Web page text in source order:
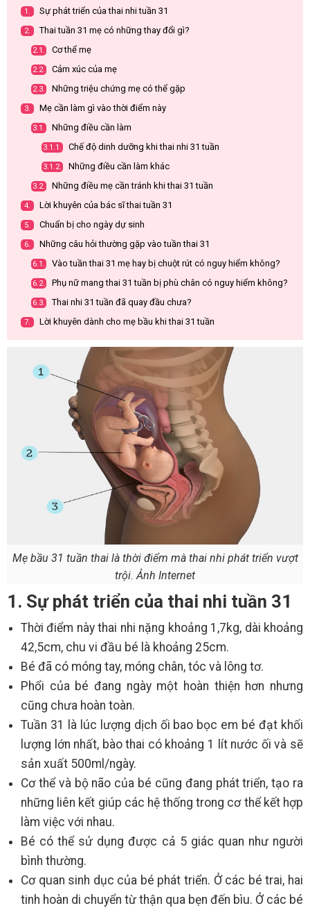
1. Sự phát triển của thai nhi tuần 31
2. Thai tuần 31 mẹ có những thay đổi gì?
2.1. Cơ thể mẹ
2.2. Cảm xúc của mẹ
2.3. Những triệu chứng mẹ có thể gặp
3. Mẹ cần làm gì vào thời điểm này
3.1. Những điều cần làm
3.1.1. Chế độ dinh dưỡng khi thai nhi 31 tuần
3.1.2. Những điều cần làm khác
3.2. Những điều mẹ cần tránh khi thai 31 tuần
4. Lời khuyên của bác sĩ thai tuần 31
5. Chuẩn bị cho ngày dự sinh
6. Những câu hỏi thường gặp vào tuần thai 31
6.1. Vào tuần thai 31 mẹ hay bị chuột rút có nguy hiểm không?
6.2. Phụ nữ mang thai 31 tuần bị phù chân có nguy hiểm không?
6.3. Thai nhi 31 tuần đã quay đầu chưa?
7. Lời khuyên dành cho mẹ bầu khi thai 31 tuần
Mẹ bầu 31 tuần thai là thời điểm mà thai nhi phát triển vượt
trội. Ảnh Internet
1. Sự phát triển của thai nhi tuần 31
Thời điểm này thai nhi nặng khoảng 1,7kg, dài khoảng
42,5cm, chu vi đầu bé là khoảng 25cm.
Bé đã có móng tay, móng chân, tóc và lông tơ.
Phổi của bé đang ngày một hoàn thiện hơn nhưng
cũng chưa hoàn toàn.
Tuần 31 là lúc lượng dịch ối bao bọc em bé đạt khối
lượng lớn nhất, bào thai có khoảng 1 lít nước ối và sẽ
sản xuất 500ml/ngày.
Cơ thể và bộ não của bé cũng đang phát triển, tạo ra
những liên kết giúp các hệ thống trong cơ thể kết hợp
làm việc với nhau.
Bé có thể sử dụng được cả 5 giác quan như người
bình thường.
Cơ quan sinh dục của bé phát triển. Ở các bé trai, hai
tinh hoàn di chuyển từ thận qua bẹn đến bìu. Ở các bé